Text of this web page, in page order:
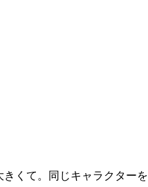
くて。同じキャラクターを